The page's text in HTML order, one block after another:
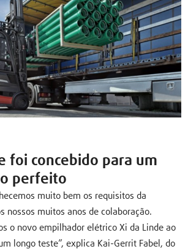
foi concebido para um
perfeito
muito bem os requisitos da
nossos muitos anos de colaboração.
o novo empilhador elétrico Xi da Linde ao
longo teste”, explica Kai-Gerrit Fabel, do